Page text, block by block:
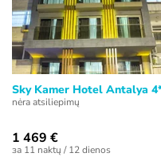
Sky Kamer Hotel Antalya
nėra atsiliepimų
1 469 €
за 11 naktų / 12 dienos